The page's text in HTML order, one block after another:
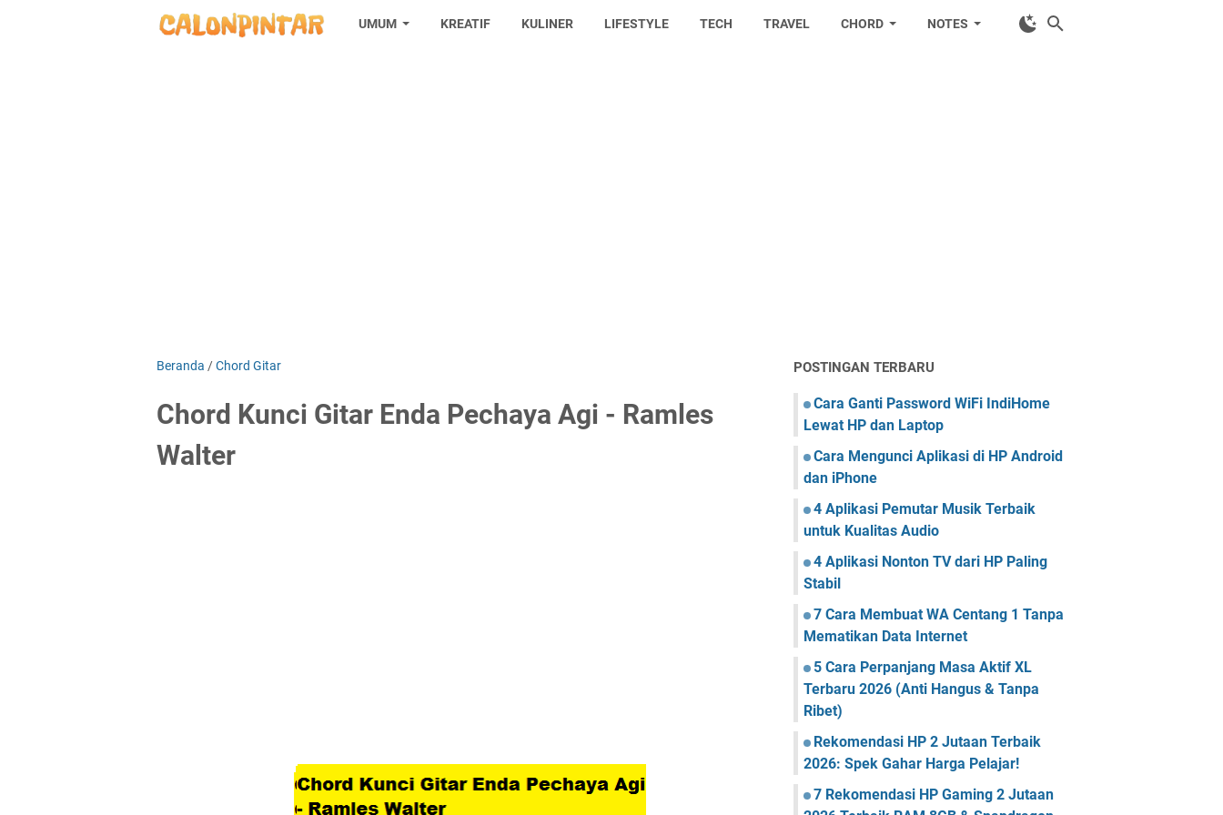
UMUM KREATIF KULINER LIFESTYLE TECH TRAVEL CHORD NOTES
Beranda /Chord Gitar
Chord Kunci Gitar Enda Pechaya Agi - Ramles
Walter
POSTINGAN TERBARU
Cara Ganti Password WiFi IndiHome
Lewat HP dan Laptop
Cara Mengunci Aplikasi di HP Android
dan iPhone
4 Aplikasi Pemutar Musik Terbaik
untuk Kualitas Audio
4 Aplikasi Nonton TV dari HP Paling
Stabil
7 Cara Membuat WA Centang 1 Tanpa
Mematikan Data Internet
5 Cara Perpanjang Masa Aktif XL
Terbaru 2026 (Anti Hangus & Tanpa
Ribet)
Rekomendasi HP 2 Jutaan Terbaik
2026: Spek Gahar Harga Pelajar!
7 Rekomendasi HP Gaming 2 Jutaan